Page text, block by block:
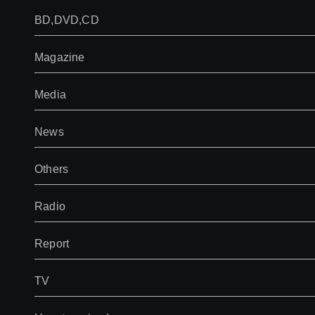
BD,DVD,CD
Magazine
Media
News
Others
Radio
Report
TV